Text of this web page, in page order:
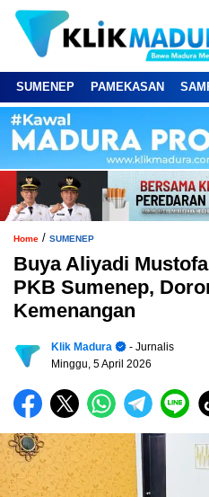
SUMENEP PAMEKASAN
Home / SUMENEP
Buya Aliyadi
PKB Sumenep,
Kemenangan
Klik Madura
- Jurnalis
Minggu, 5 April 2026